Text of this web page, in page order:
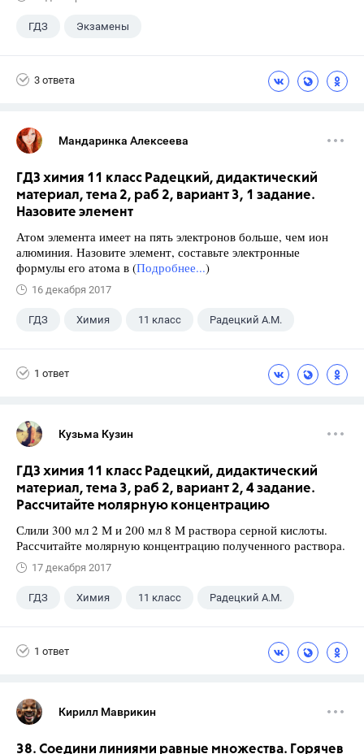
ГДЗ Экзамены
3 ответа
Мандаринка Алексеева
ГДЗ химия 11 класс Радецкий, дидактический
материал, тема 2, раб 2, вариант 3, 1 задание.
Назовите элемент
Атом элемента имеет на пять электронов больше, чем ион
алюминия. Назовите элемент, составьте электронные
формулы его атома в (Подробнее...)
16 декабря 2017
ГДЗ Химия 11 класс Радецкий А.М.
1 ответ
Кузьма Кузин
ГДЗ химия 11 класс Радецкий, дидактический
материал, тема 3, раб 2, вариант 2, 4 задание.
Рассчитайте молярную концентрацию
Слили 300 мл 2 М и 200 мл 8 М раствора серной кислоты.
Рассчитайте молярную концентрацию полученного раствора.
17 декабря 2017
ГДЗ Химия 11 класс Радецкий А.М.
1 ответ
Кирилл Маврикин
38. Соедини линиями равные множества. Горячев